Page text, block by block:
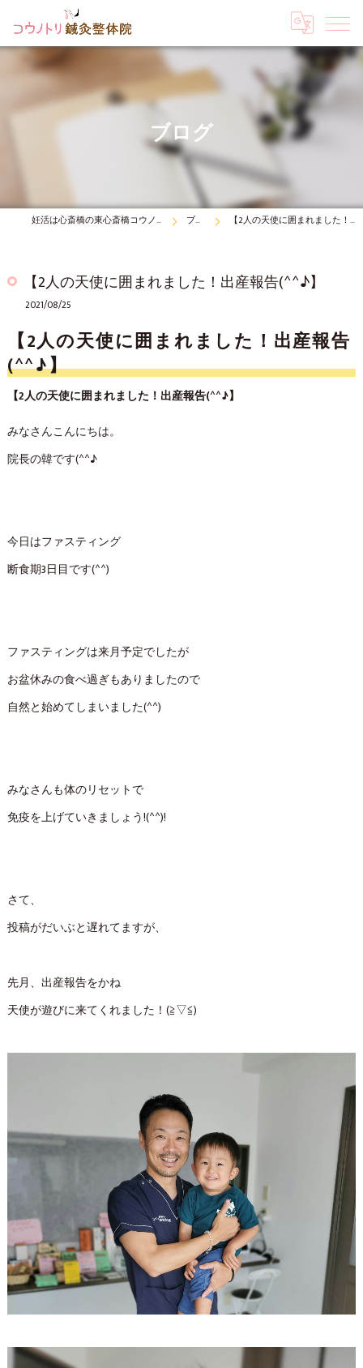
ブログ
妊活は心斎橋の東心斎橋コウノトリ鍼灸整体院 ブログ 【2人の天使に囲まれました！出産報告(^^♪】
【2人の天使に囲まれました！出産報告(^^♪】
2021/08/25
【2人の天使に囲まれました！出産報告(^^♪】
【2人の天使に囲まれました！出産報告
(^^♪】
みなさんこんにちは。
院長の韓です(^^♪
今日はファスティング
断食期3日目です(^^)
ファスティングは来月予定でしたが
お盆休みの食べ過ぎもありましたので
自然と始めてしまいました(^^)
みなさんも体のリセットで
免疫を上げていきましょう!(^^)!
さて、
投稿がだいぶと遅れてますが、
先月、出産報告をかね
天使が遊びに来てくれました！(≧▽≦)